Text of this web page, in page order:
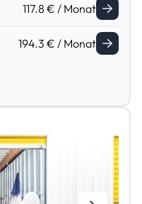
117.8 € / Monat
194.3 € / Monat